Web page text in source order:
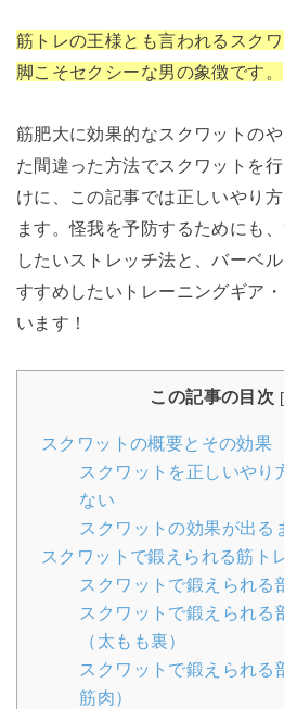
筋トレの王様とも言われるスク
脚こそセクシーな男の象徴です。
筋肥大に効果的なスクワットの
た間違った方法でスクワットを
けに、この記事では正しいやり
ます。怪我を予防するためにも
したいストレッチ法と、バーベ
すすめしたいトレーニングギア
います！
この記事の目次 [
スクワットの概要とその効果
スクワットを正しいやり
ない
スクワットの効果が出る
スクワットで鍛えられる筋ト
スクワットで鍛えられ
スクワットで鍛えられ
（太もも裏）
スクワットで鍛えられ
筋肉）